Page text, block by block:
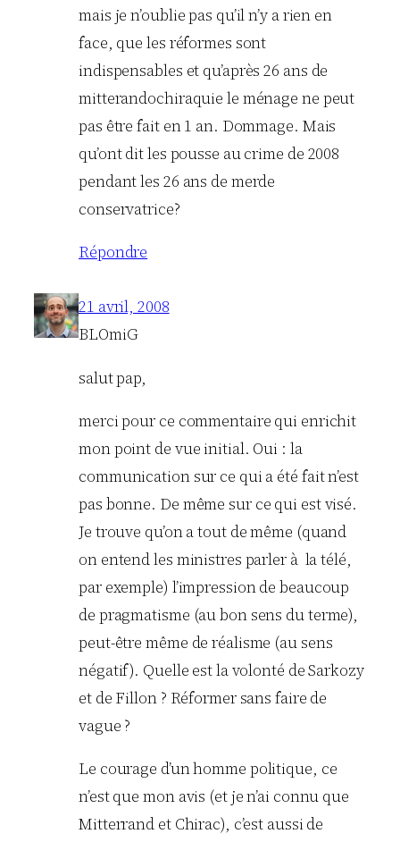
mais je n’oublie pas qu’il n’y a rien en
face, que les réformes sont
indispensables et qu’après 26 ans de
mitterandochiraquie le ménage ne peut
pas être fait en 1 an. Dommage. Mais
qu’ont dit les pousse au crime de 2008
pendant les 26 ans de merde
conservatrice?
Répondre
21 avril, 2008
BLOmiG
salut pap,
merci pour ce commentaire qui enrichit
mon point de vue initial. Oui : la
communication sur ce qui a été fait n’est
pas bonne. De même sur ce qui est visé.
Je trouve qu’on a tout de même (quand
on entend les ministres parler à la télé,
par exemple) l’impression de beaucoup
de pragmatisme (au bon sens du terme),
peut-être même de réalisme (au sens
négatif). Quelle est la volonté de Sarkozy
et de Fillon ? Réformer sans faire de
vague ?
Le courage d’un homme politique, ce
n’est que mon avis (et je n’ai connu que
Mitterrand et Chirac), c’est aussi de